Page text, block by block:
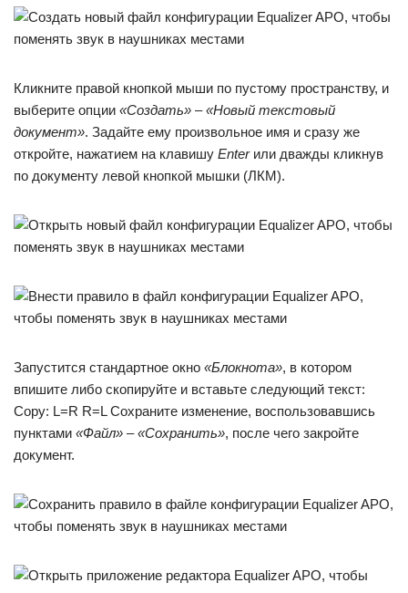
Кликните правой кнопкой мыши по пустому пространству, и
выберите опции «Создать» –«Новый текстовый
документ». Задайте ему произвольное имя и сразу же
откройте, нажатием на клавишу Enterили дважды кликнув
по документу левой кнопкой мышки (ЛКМ).
Запустится стандартное окно «Блокнота», в котором
впишите либо скопируйте и вставьте следующий текст:
Copy: L=R R=L Сохраните изменение, воспользовавшись
пунктами «Файл» –«Сохранить», после чего закройте
документ.